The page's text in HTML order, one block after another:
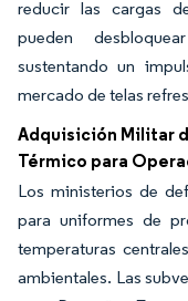
reducir las cargas
pueden
sustentando un
mercado de telas
Adquisición Militar
Térmico para
Los ministerios de
para uniformes de
temperaturas
ambientales. Las